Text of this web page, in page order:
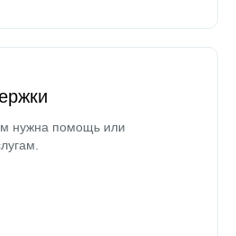
нужна помощь или